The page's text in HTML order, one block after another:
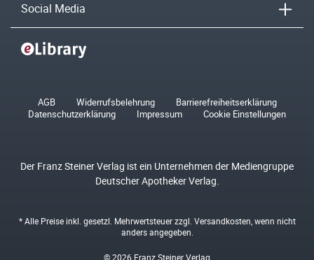
Social Media
AGB Widerrufsbelehrung
Barrierefreiheitserklärung
Datenschutzerklärung
Impressum Cookie Einstellungen
Der Franz Steiner Verlag ist ein Unternehmen der Mediengruppe
Deutscher Apotheker Verlag.
* Alle Preise inkl. gesetzl. Mehrwertsteuer zzgl. Versandkosten , wenn nicht
anders angegeben.
© 2026 Franz Steiner Verlag